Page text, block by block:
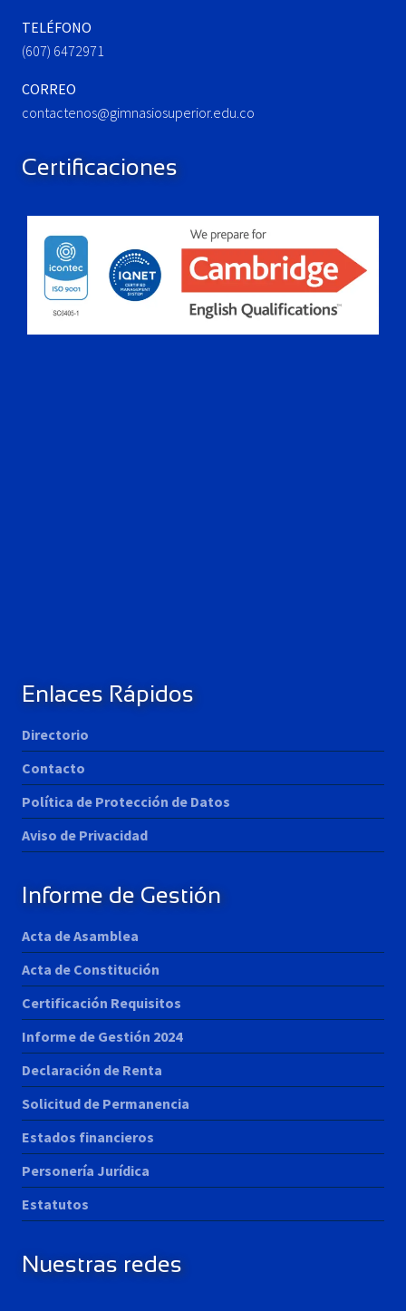
TELÉFONO
(607) 6472971
CORREO
contactenos@gimnasiosuperior.edu.co
Certificaciones
Enlaces Rápidos
Directorio
Contacto
Política de Protección de Datos
Aviso de Privacidad
Informe de Gestión
Acta de Asamblea
Acta de Constitución
Certificación Requisitos
Informe de Gestión 2024
Declaración de Renta
Solicitud de Permanencia
Estados financieros
Personería Jurídica
Estatutos
Nuestras redes